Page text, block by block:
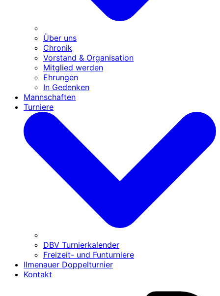
Über uns
Chronik
Vorstand & Organisation
Mitglied werden
Ehrungen
In Gedenken
Mannschaften
Turniere
DBV Turnierkalender
Freizeit- und Funturniere
Ilmenauer Doppelturnier
Kontakt